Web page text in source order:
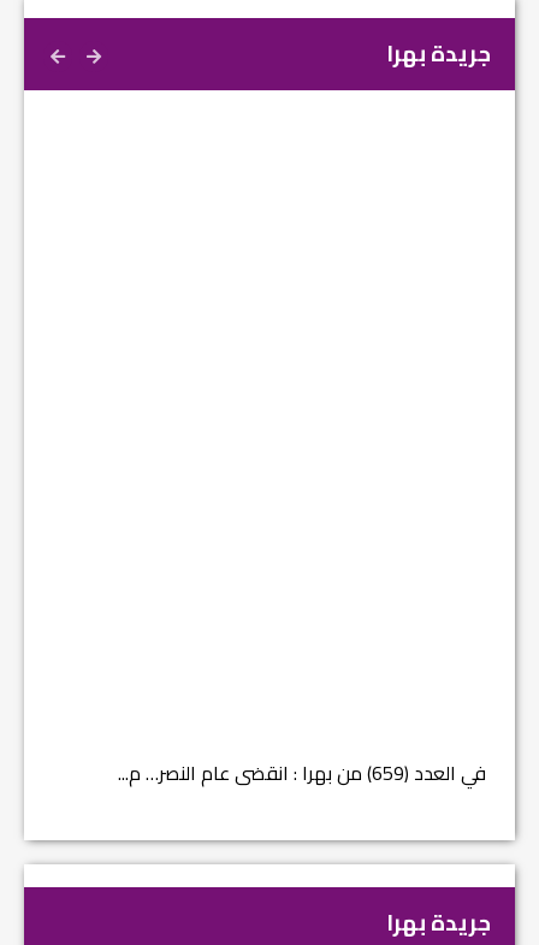
جريدة بهرا
في العدد (659) من بهرا : انقضى عام النصر… م...
جريدة بهرا